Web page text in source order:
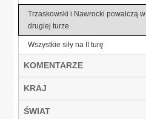
Trzaskowski i Nawrocki powalczą w
drugiej turze
Wszystkie siły na II turę
KOMENTARZE
KRAJ
ŚWIAT